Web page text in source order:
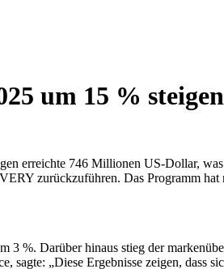
um 15 % steigen
erreichte 746 Millionen US-Dollar,
zurückzuführen. Das Programm
%. Darüber hinaus stieg der
sagte: „Diese Ergebnisse zeigen, dass